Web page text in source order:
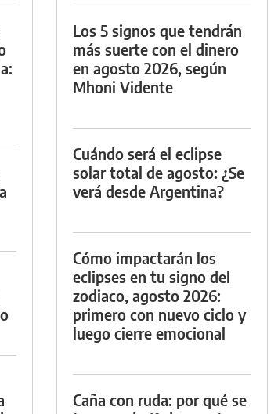
Los 5 signos que tendrán
más suerte con el dinero
en agosto 2026, según
Mhoni Vidente
Cuándo será el eclipse
solar total de agosto: ¿Se
verá desde Argentina?
Cómo impactarán los
eclipses en tu signo del
zodiaco, agosto 2026:
primero con nuevo ciclo y
luego cierre emocional
Caña con ruda: por qué se